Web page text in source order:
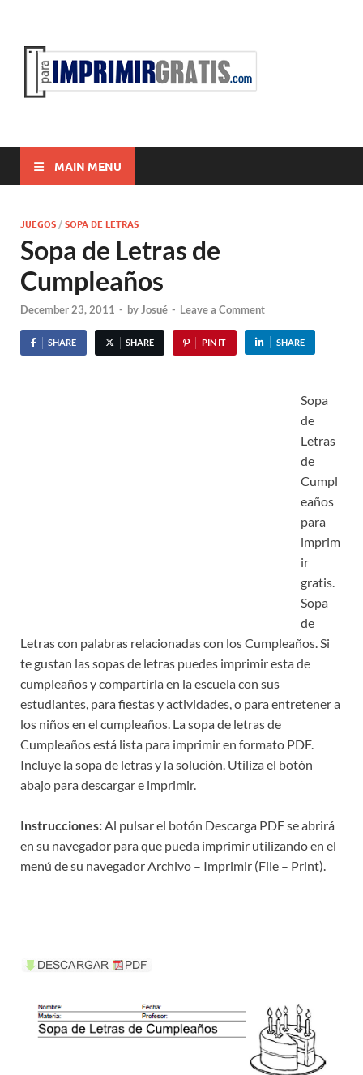
MAIN MENU
JUEGOS /SOPA DE LETRAS
Sopa de Letras de
Cumpleaños
December 23, 2011 - byJosué - Leave a Comment
SHARE SHARE PIN IT SHARE
Sopa
de
Letras
de
Cumpl
eaños
para
imprim
ir
gratis.
Sopa
de
Letras con palabras relacionadas con los Cumpleaños. Si
te gustan las sopas de letras puedes imprimir esta de
cumpleaños y compartirla en la escuela con sus
estudiantes, para fiestas y actividades, o para entretener a
los niños en el cumpleaños. La sopa de letras de
Cumpleaños está lista para imprimir en formato PDF.
Incluye la sopa de letras y la solución. Utiliza el botón
abajo para descargar e imprimir.
Instrucciones:Al pulsar el botón Descarga PDF se abrirá
en su navegador para que pueda imprimir utilizando en el
menú de su navegador Archivo – Imprimir (File – Print).